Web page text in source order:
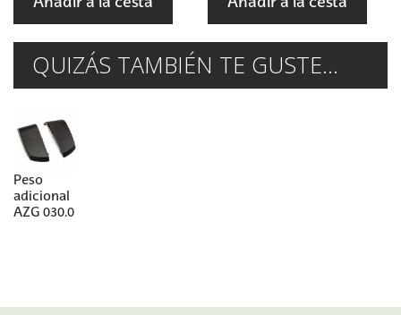
Añadir a la cesta Añadir a la cesta
QUIZÁS TAMBIÉN TE GUSTE...
Peso
adicional
AZG 030.0